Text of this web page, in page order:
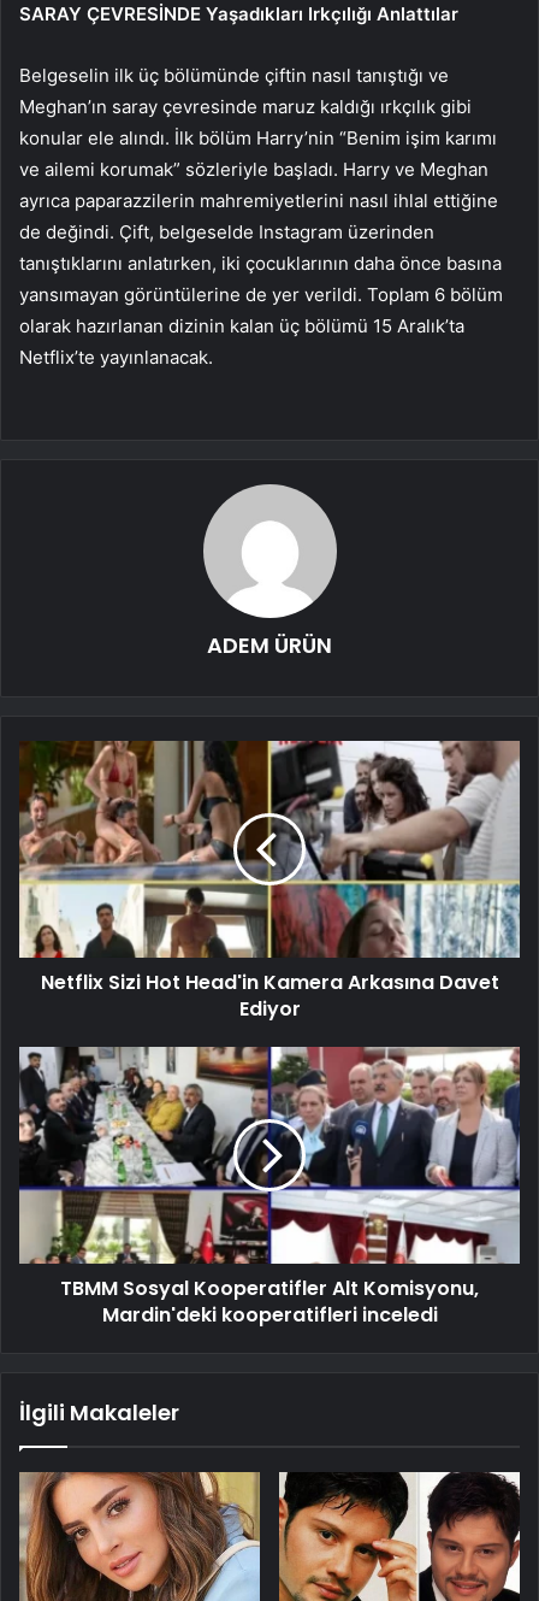
SARAY ÇEVRESİNDE Yaşadıkları Irkçılığı Anlattılar
Belgeselin ilk üç bölümünde çiftin nasıl tanıştığı ve
Meghan’ın saray çevresinde maruz kaldığı ırkçılık gibi
konular ele alındı. İlk bölüm Harry’nin “Benim işim karımı
ve ailemi korumak” sözleriyle başladı. Harry ve Meghan
ayrıca paparazzilerin mahremiyetlerini nasıl ihlal ettiğine
de değindi. Çift, belgeselde Instagram üzerinden
tanıştıklarını anlatırken, iki çocuklarının daha önce basına
yansımayan görüntülerine de yer verildi. Toplam 6 bölüm
olarak hazırlanan dizinin kalan üç bölümü 15 Aralık’ta
Netflix’te yayınlanacak.
ADEM ÜRÜN
Netflix Sizi Hot Head'in Kamera Arkasına Davet
Ediyor
TBMM Sosyal Kooperatifler Alt Komisyonu,
Mardin'deki kooperatifleri inceledi
İlgili Makaleler